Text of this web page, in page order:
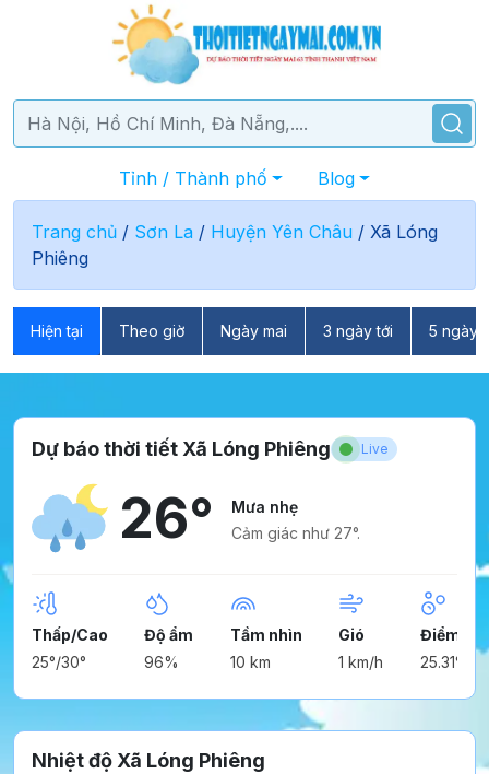
Tỉnh / Thành phố Blog
Trang chủ / Sơn La / Huyện Yên Châu / Xã Lóng
Phiêng
Hiện tại Theo giờ Ngày mai 3 ngày tới 5 ngày
Dự báo thời tiết Xã Lóng Phiêng Live
26°
Mưa nhẹ
Cảm giác như 27°.
Thấp/Cao
25°/30°
Độ ẩm
96%
Tầm nhìn
10 km
Gió
1 km/h
Điểm
25.31°
Nhiệt độ Xã Lóng Phiêng